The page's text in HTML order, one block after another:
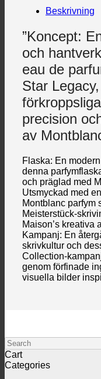
Beskrivning
”Koncept:
och
eau de
Star
precision
av
Flaska: En
denna
och präglad med
Utsmyckad med
Montblanc parfym
Meisterstück-
Maison’s kreativa
Kampanj: En
skrivkultur och
Collection-
genom förfinade
visuella bilder
Search
Cart
Categories